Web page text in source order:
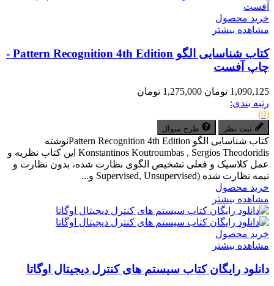
خرید محصول
مشاهده بیشتر
کتاب شناسایی الگو Pattern Recognition 4th Edition -
چاپ آفست
1,090,125 تومان
1,275,000 تومان
رتبه بندی:
(0)
ثبت نظر طرح سوال
کتاب شناسایی الگو Pattern Recognition 4th Editionنوشته
Konstantinos Koutroumbas , Sergios Theodoridis این کتاب نظریه و
عمل کلاسیک و فعلی تشخیص الگوی نظارت شده، بدون نظارت و
نیمه نظارت شده (Supervised, Unsupervised و...
خرید محصول
مشاهده بیشتر
خرید محصول
مشاهده بیشتر
دانلود رایگان کتاب سیستم های کنترل دیجیتال اوگاتا